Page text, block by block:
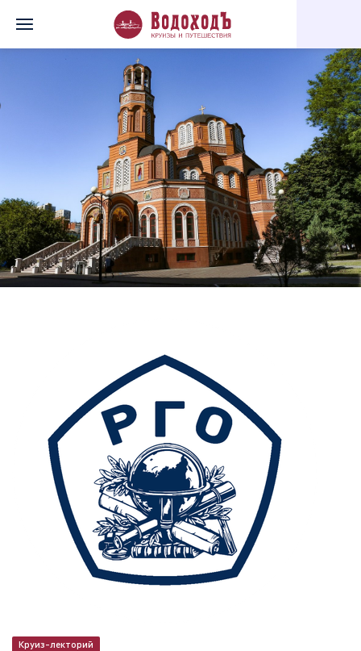
Круиз-лекторий